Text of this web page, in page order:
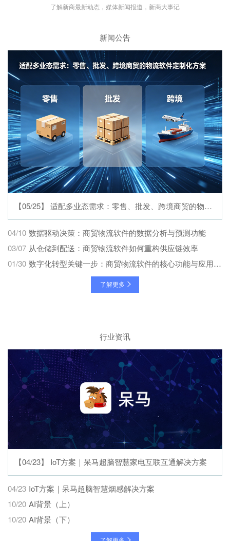
了解新商最新动态，媒体新闻报道，新商大事记
新闻公告
【05/25】 适配多业态需求：零售、批发、跨境商贸的物流软件
04/10 数据驱动决策：商贸物流软件的数据分析与预测功能
03/07 从仓储到配送：商贸物流软件如何重构供应链效率
01/30 数字化转型关键一步：商贸物流软件的核心功能与应用场景
了解更多
行业资讯
【04/23】 IoT⽅案｜呆马超脑智慧家电互联互通解决⽅案
04/23 IoT⽅案｜呆马超脑智慧烟感解决⽅案
10/20 AI背景（上）
10/20 AI背景（下）